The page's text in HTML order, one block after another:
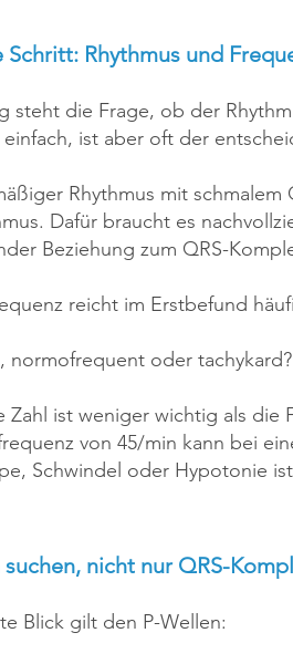
Schritt: Rhythmus und
steht die Frage, ob der
einfach, ist aber oft der
Rhythmus mit
Dafür braucht es
Beziehung zum QRS-
reicht im Erstbefund
normofrequent oder tachykard?
Zahl ist weniger wichtig als die
von 45/min kann bei
Schwindel oder Hypotonie
suchen, nicht nur QRS-
Blick gilt den P-Wellen: